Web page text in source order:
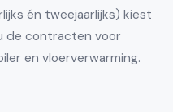
én tweejaarlijks) kiest
de contracten voor
en vloerverwarming.